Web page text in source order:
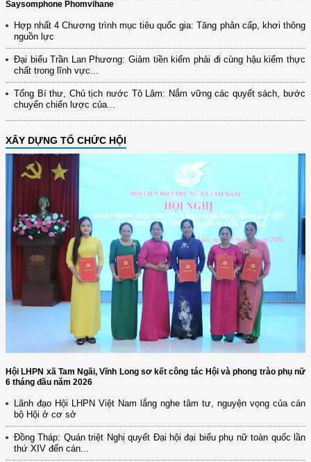
Saysomphone Phomvihane
Hợp nhất 4 Chương trình mục tiêu quốc gia: Tăng phân cấp, khơi thông
nguồn lực
Đại biểu Trần Lan Phương: Giảm tiền kiểm phải đi cùng hậu kiểm thực
chất trong lĩnh vực...
Tổng Bí thư, Chủ tịch nước Tô Lâm: Nắm vững các quyết sách, bước
chuyển chiến lược của...
XÂY DỰNG TỔ CHỨC HỘI
Hội LHPN xã Tam Ngãi, Vĩnh Long sơ kết công tác Hội và phong trào phụ nữ
6 tháng đầu năm 2026
Lãnh đạo Hội LHPN Việt Nam lắng nghe tâm tư, nguyện vọng của cán
bộ Hội ở cơ sở
Đồng Tháp: Quán triệt Nghị quyết Đại hội đại biểu phụ nữ toàn quốc lần
thứ XIV đến cán...